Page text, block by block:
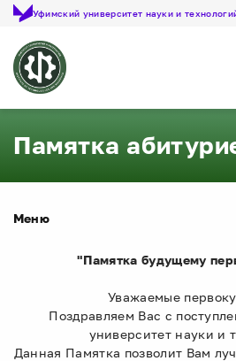
Уфимский университет науки и
Памятка
Меню
"Памятка будущему
Уважаемые
Поздравляем Вас с
университет науки и
Данная Памятка позволит Вам